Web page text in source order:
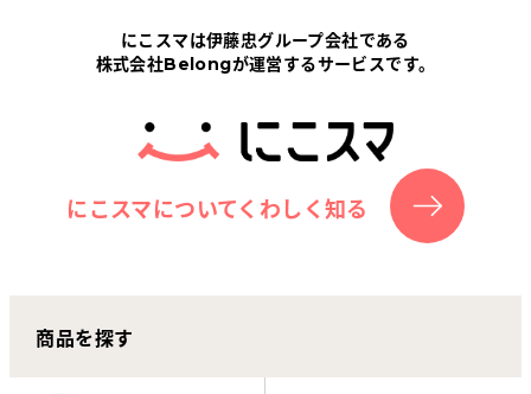
にこスマについて
サポートセンター
お客さまの声
にこスマ通信
にこスマは伊藤忠グループ会社である
株式会社Belongが運営するサービスです。
にこスマについてくわしく知る
商品を探す